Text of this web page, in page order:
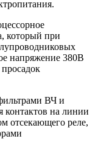
который при
напряжение 380В
ВЧ и
контактов на линии
отсекающего реле,